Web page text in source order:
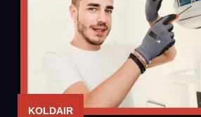
KOLDAIR